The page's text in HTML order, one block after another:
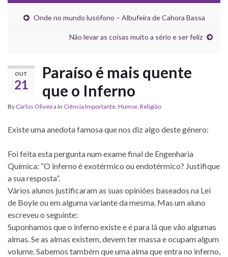
Onde no mundo lusófono – Albufeira de Cahora Bassa
Não levar as coisas muito a sério e ser feliz
OUT
21
Paraíso é mais quente
que o Inferno
By Carlos Oliveira in Ciência Importante, Humor, Religião
Existe uma anedota famosa que nos diz algo deste género:
Foi feita esta pergunta num exame final de Engenharia
Química: “O inferno é exotérmico ou endotérmico? Justifique
a sua resposta”.
Vários alunos justificaram as suas opiniões baseados na Lei
de Boyle ou em alguma variante da mesma. Mas um aluno
escreveu o seguinte:
Suponhamos que o inferno existe e é para lá que vão algumas
almas. Se as almas existem, devem ter massa e ocupam algum
volume. Sabemos também que uma alma que entra no inferno,